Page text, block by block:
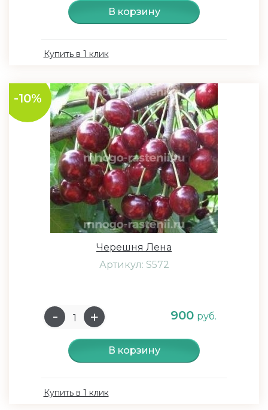
В корзину
Купить в 1 клик
-10%
Черешня Лена
Артикул: S572
900 руб.
В корзину
Купить в 1 клик